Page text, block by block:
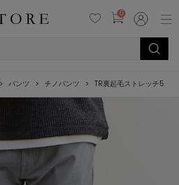
0
パンツ チノパンツ TR裏起毛ストレッチ5ポ